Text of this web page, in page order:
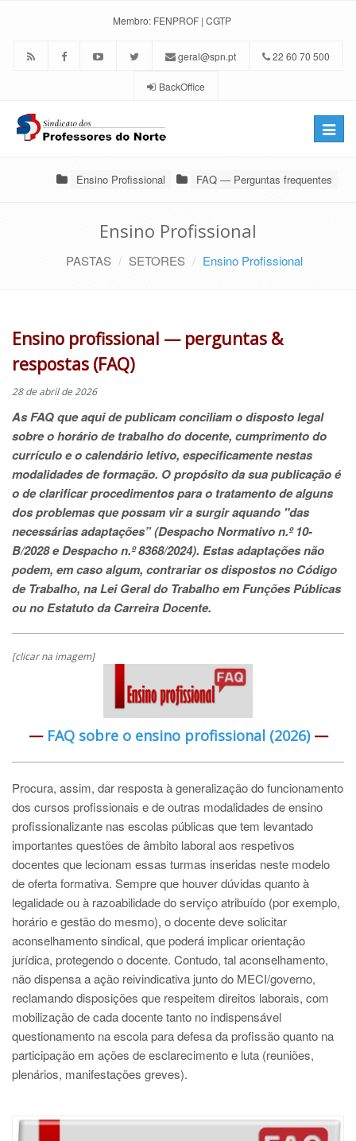
Membro: FENPROF | CGTP
geral@spn.pt 22 60 70 500
BackOffice
Toggle
Ensino Profissional FAQ — Perguntas frequentes
Ensino Profissional
PASTAS SETORES Ensino Profissional
Ensino profissional — perguntas &
respostas (FAQ)
28 de abril de 2026
As FAQ que aqui de publicam conciliam o disposto legal
sobre o horário de trabalho do docente, cumprimento do
currículo e o calendário letivo, especificamente nestas
modalidades de formação. O propósito da sua publicação é
o de clarificar procedimentos para o tratamento de alguns
dos problemas que possam vir a surgir aquando "das
necessárias adaptações” (Despacho Normativo n.º 10-
B/2028 e Despacho n.º 8368/2024). Estas adaptações não
podem, em caso algum, contrariar os dispostos no Código
de Trabalho, na Lei Geral do Trabalho em Funções Públicas
ou no Estatuto da Carreira Docente.
[clicar na imagem]
—FAQ sobre o ensino profissional (2026) —
Procura, assim, dar resposta à generalização do funcionamento
dos cursos profissionais e de outras modalidades de ensino
profissionalizante nas escolas públicas que tem levantado
importantes questões de âmbito laboral aos respetivos
docentes que lecionam essas turmas inseridas neste modelo
de oferta formativa. Sempre que houver dúvidas quanto à
legalidade ou à razoabilidade do serviço atribuído (por exemplo,
horário e gestão do mesmo), o docente deve solicitar
aconselhamento sindical, que poderá implicar orientação
jurídica, protegendo o docente. Contudo, tal aconselhamento,
não dispensa a ação reivindicativa junto do MECI/governo,
reclamando disposições que respeitem direitos laborais, com
mobilização de cada docente tanto no indispensável
questionamento na escola para defesa da profissão quanto na
participação em ações de esclarecimento e luta (reuniões,
plenários, manifestações greves).